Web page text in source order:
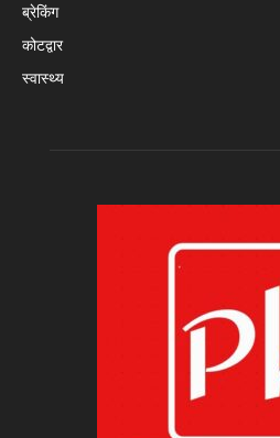
ब्रेकिंग
कोटद्वार
स्वास्थ्य